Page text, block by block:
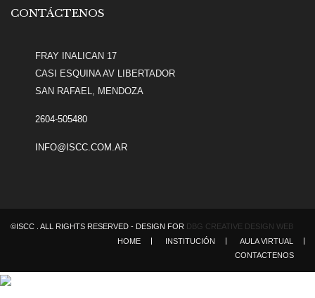
CONTÁCTENOS
FRAY INALICAN 17
CASI ESQUINA AV LIBERTADOR
SAN RAFAEL, MENDOZA
2604-505480
INFO@ISCC.COM.AR
©ISCC . ALL RIGHTS RESERVED - DESIGN FOR DBG CREATIVE DESIGN WEB
HOME
INSTITUCIÓN
AULA VIRTUAL
CONTACTENOS